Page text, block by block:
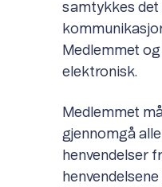
samtykkes det
Medlemmet
elektronisk.
Medlemmet
gjennomgå
henvendelser